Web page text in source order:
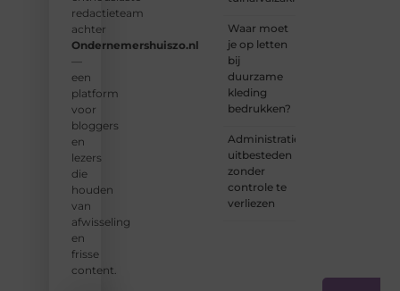
redactieteam
achter
Ondernemershuiszo.nl
—
een
platform
voor
bloggers
en
lezers
die
houden
van
afwisseling
en
frisse
content.
Waar moet
je op letten
bij
duurzame
kleding
bedrukken?
Administratie
uitbesteden
zonder
controle te
verliezen